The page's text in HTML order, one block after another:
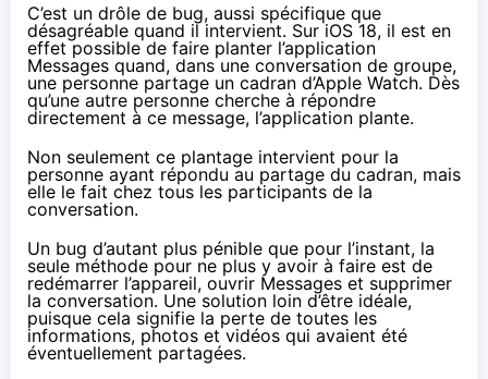
C’est un drôle de bug, aussi spécifique que
désagréable quand il intervient. Sur iOS 18, il est en
effet possible de faire planter l’application
Messages quand, dans une conversation de groupe,
une personne partage un cadran d’Apple Watch. Dès
qu’une autre personne cherche à répondre
directement à ce message, l’application plante.
Non seulement ce plantage intervient pour la
personne ayant répondu au partage du cadran, mais
elle le fait chez tous les participants de la
conversation.
Un bug d’autant plus pénible que pour l’instant, la
seule méthode pour ne plus y avoir à faire est de
redémarrer l’appareil, ouvrir Messages et supprimer
la conversation. Une solution loin d’être idéale,
puisque cela signifie la perte de toutes les
informations, photos et vidéos qui avaient été
éventuellement partagées.